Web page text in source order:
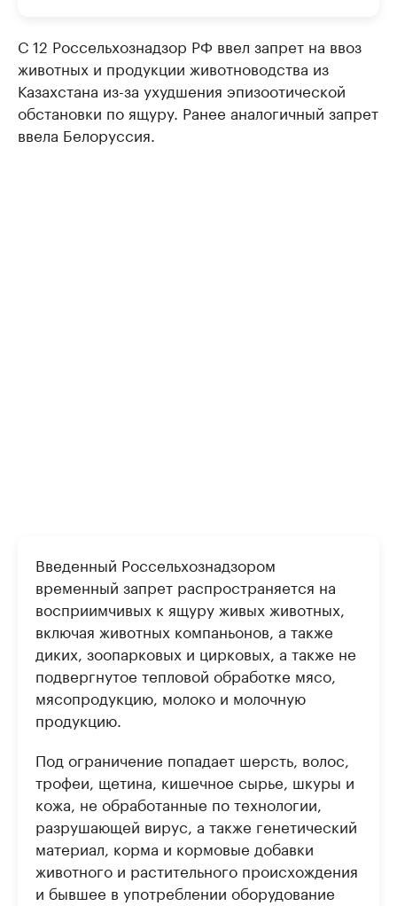
С 12 Россельхознадзор РФ ввел запрет на ввоз
животных и продукции животноводства из
Казахстана из-за ухудшения эпизоотической
обстановки по ящуру. Ранее аналогичный запрет
ввела Белоруссия.
Введенный Россельхознадзором
временный запрет распространяется на
восприимчивых к ящуру живых животных,
включая животных компаньонов, а также
диких, зоопарковых и цирковых, а также не
подвергнутое тепловой обработке мясо,
мясопродукцию, молоко и молочную
продукцию.
Под ограничение попадает шерсть, волос,
трофеи, щетина, кишечное сырье, шкуры и
кожа, не обработанные по технологии,
разрушающей вирус, а также генетический
материал, корма и кормовые добавки
животного и растительного происхождения
и бывшее в употреблении оборудование